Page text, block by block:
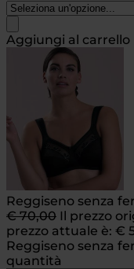
Aggiungi al carrello
Reggiseno senza
€70,00 Il prezzo
prezzo attuale è: €
Reggiseno senza
quantità